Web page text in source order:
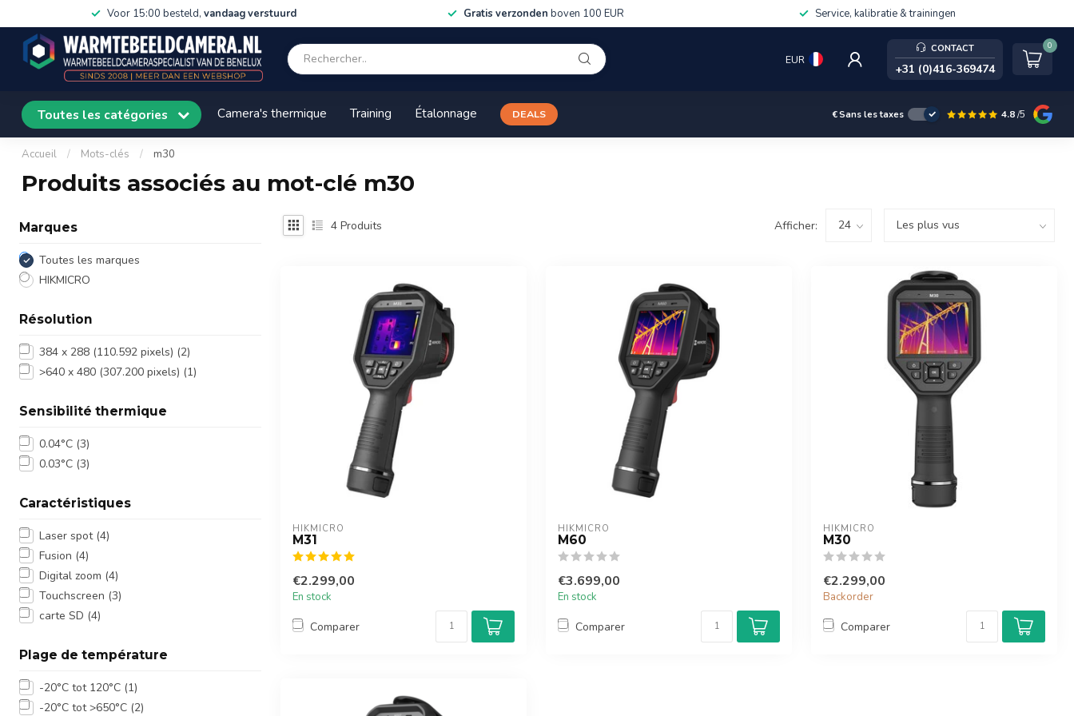
Voor 15:00 besteld, vandaag verstuurd Gratis verzonden boven 100 EUR Service, kalibratie & trainingen
EUR
CONTACT
+31 (0)416-369474
0
Toutes les catégories Camera's thermique Training Étalonnage DEALS €Sans les taxes 4.8/5
Accueil / Mots-clés / m30
Produits associés au mot-clé m30
Marques
Toutes les marques
HIKMICRO
Résolution
384 x 288 (110.592 pixels) (2)
>640 x 480 (307.200 pixels) (1)
Sensibilité thermique
0.04°C (3)
0.03°C (3)
Caractéristiques
Laser spot (4)
Fusion (4)
Digital zoom (4)
Touchscreen (3)
carte SD (4)
Plage de température
-20°C tot 120°C (1)
-20°C tot >650°C (2)
4 Produits Afficher:
HIKMICRO
M31
€2.299,00
En stock
Comparer
HIKMICRO
M60
€3.699,00
En stock
Comparer
HIKMICRO
M30
€2.299,00
Backorder
Comparer